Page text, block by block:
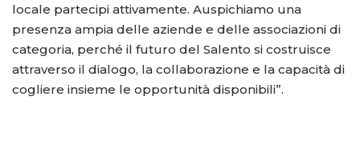
locale partecipi attivamente. Auspichiamo una
presenza ampia delle aziende e delle associazioni di
categoria, perché il futuro del Salento si costruisce
attraverso il dialogo, la collaborazione e la capacità di
cogliere insieme le opportunità disponibili”.